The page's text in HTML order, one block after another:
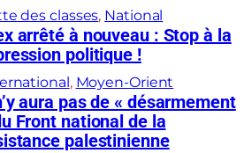
des classes, National
arrêté à nouveau : Stop à la
politique !
, Moyen-Orient
aura pas de « désarmement
Front national de la
palestinienne